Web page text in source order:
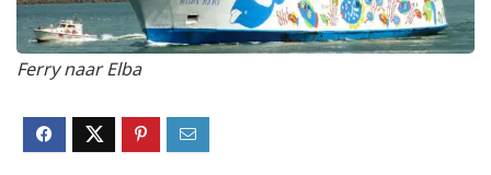
Ferry naar Elba